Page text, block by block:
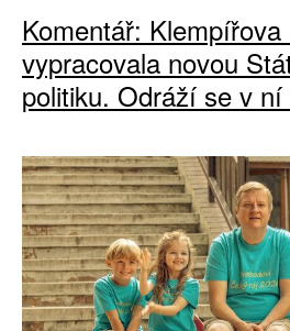
Komentář:
vypracovala novou
politiku. Odráží se v